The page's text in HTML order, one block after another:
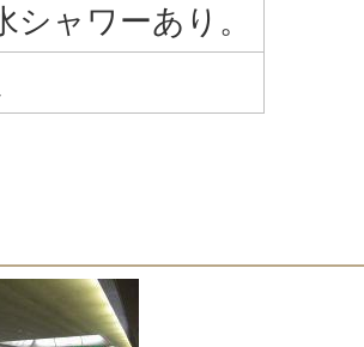
シャワーあり。